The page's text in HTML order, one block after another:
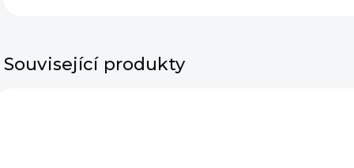
Související produkty